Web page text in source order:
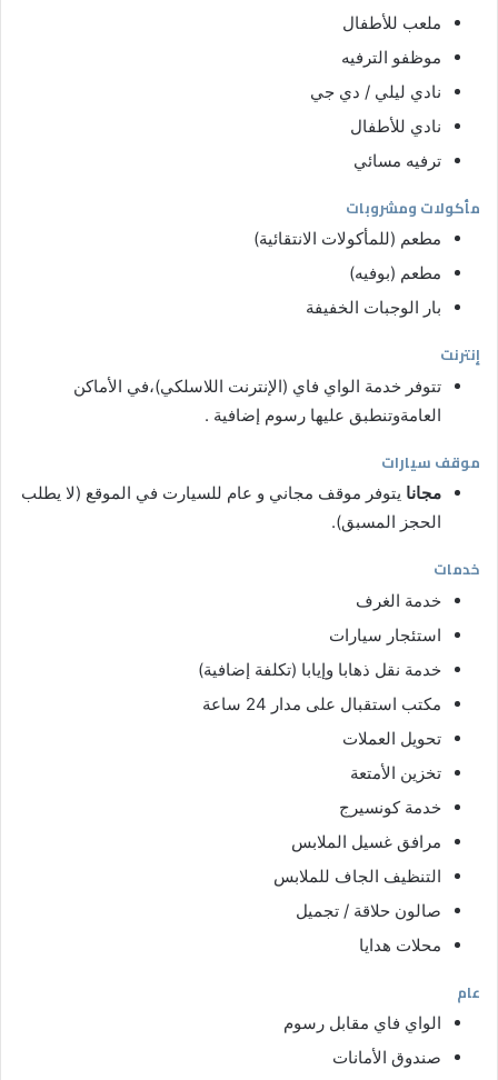
ملعب للأطفال
موظفو الترفيه
نادي ليلي / دي جي
نادي للأطفال
ترفيه مسائي
مأكولات ومشروبات
مطعم (للمأكولات الانتقائية)
مطعم (بوفيه)
بار الوجبات الخفيفة
إنترنت
تتوفر خدمة الواي فاي (الإنترنت اللاسلكي)،في الأماكن
العامةوتنطبق عليها رسوم إضافية .
موقف سيارات
مجانا يتوفر موقف مجاني و عام للسيارت في الموقع (لا يطلب
الحجز المسبق).
خدمات
خدمة الغرف
استئجار سيارات
خدمة نقل ذهابا وإيابا (تكلفة إضافية)
مكتب استقبال على مدار 24 ساعة
تحويل العملات
تخزين الأمتعة
خدمة كونسيرج
مرافق غسيل الملابس
التنظيف الجاف للملابس
صالون حلاقة / تجميل
محلات هدايا
عام
الواي فاي مقابل رسوم
صندوق الأمانات